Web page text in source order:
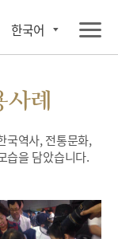
한국어
사례
국역사, 전통문화,
습을 담았습니다.